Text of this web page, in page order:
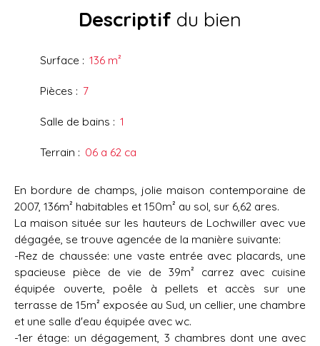
Descriptif du bien
Surface : 136 m²
Pièces : 7
Salle de bains : 1
Terrain : 06 a 62 ca
En bordure de champs, jolie maison contemporaine de
2007, 136m² habitables et 150m² au sol, sur 6,62 ares.
La maison située sur les hauteurs de Lochwiller avec vue
dégagée, se trouve agencée de la manière suivante:
-Rez de chaussée: une vaste entrée avec placards, une
spacieuse pièce de vie de 39m² carrez avec cuisine
équipée ouverte, poêle à pellets et accès sur une
terrasse de 15m² exposée au Sud, un cellier, une chambre
et une salle d'eau équipée avec wc.
-1er étage: un dégagement, 3 chambres dont une avec